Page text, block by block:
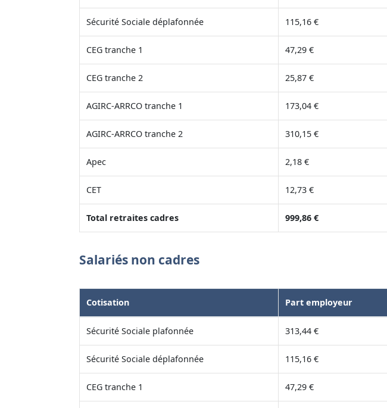
Sécurité Sociale déplafonnée 115,16 €
CEG tranche 1 47,29 €
CEG tranche 2 25,87 €
AGIRC-ARRCO tranche 1 173,04 €
AGIRC-ARRCO tranche 2 310,15 €
Apec 2,18 €
CET 12,73 €
Total retraites cadres 999,86 €
Salariés non cadres
Cotisation Part employeur
Sécurité Sociale plafonnée 313,44 €
Sécurité Sociale déplafonnée 115,16 €
CEG tranche 1 47,29 €